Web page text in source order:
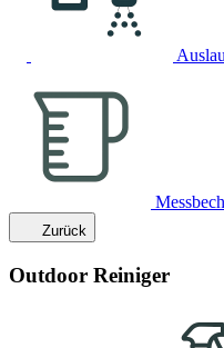
Zurück
Outdoor Reiniger